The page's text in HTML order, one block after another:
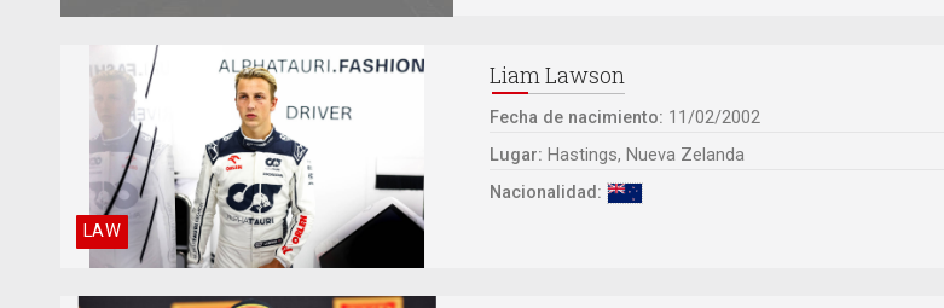
LAW
Liam Lawson
Fecha de nacimiento: 11/02/2002
Lugar: Hastings, Nueva Zelanda
Nacionalidad: